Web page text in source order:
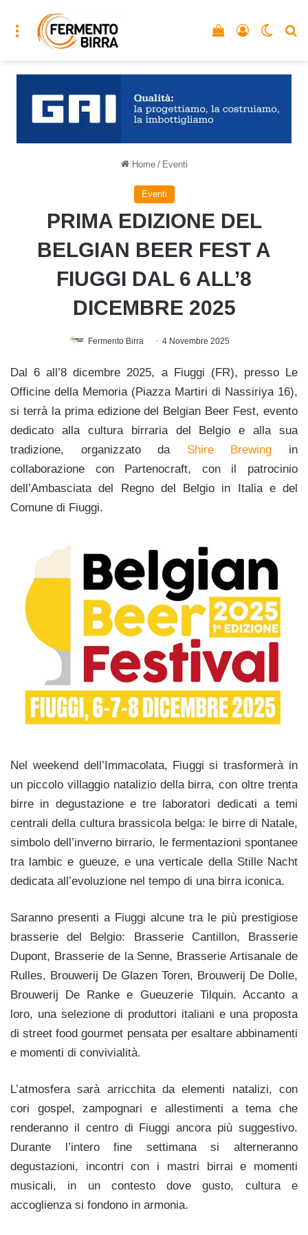
Menu Accedi
Vedi il carrello
Home / Eventi
Eventi
PRIMA EDIZIONE DEL
BELGIAN BEER FEST A
FIUGGI DAL 6 ALL’8
DICEMBRE 2025
Fermento Birra 4 Novembre 2025
Dal 6 all’8 dicembre 2025, a Fiuggi (FR), presso Le
Officine della Memoria (Piazza Martiri di Nassiriya 16),
si terrà la prima edizione del Belgian Beer Fest, evento
dedicato alla cultura birraria del Belgio e alla sua
tradizione, organizzato da Shire Brewing in
collaborazione con Partenocraft, con il patrocinio
dell’Ambasciata del Regno del Belgio in Italia e del
Comune di Fiuggi.
Nel weekend dell’Immacolata, Fiuggi si trasformerà in
un piccolo villaggio natalizio della birra, con oltre trenta
birre in degustazione e tre laboratori dedicati a temi
centrali della cultura brassicola belga: le birre di Natale,
simbolo dell’inverno birrario, le fermentazioni spontanee
tra lambic e gueuze, e una verticale della Stille Nacht
dedicata all’evoluzione nel tempo di una birra iconica.
Saranno presenti a Fiuggi alcune tra le più prestigiose
brasserie del Belgio: Brasserie Cantillon, Brasserie
Dupont, Brasserie de la Senne, Brasserie Artisanale de
Rulles, Brouwerij De Glazen Toren, Brouwerij De Dolle,
Brouwerij De Ranke e Gueuzerie Tilquin. Accanto a
loro, una selezione di produttori italiani e una proposta
di street food gourmet pensata per esaltare abbinamenti
e momenti di convivialità.
L’atmosfera sarà arricchita da elementi natalizi, con
cori gospel, zampognari e allestimenti a tema che
renderanno il centro di Fiuggi ancora più suggestivo.
Durante l’intero fine settimana si alterneranno
degustazioni, incontri con i mastri birrai e momenti
musicali, in un contesto dove gusto, cultura e
accoglienza si fondono in armonia.